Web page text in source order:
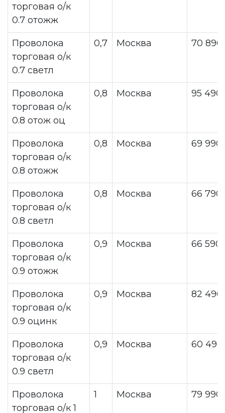
торговая о/к
0.7 отожж
Проволока
торговая о/к
0.7 светл
0,7 Москва 70 890
Проволока
торговая о/к
0.8 отож оц
0,8 Москва 95 490
Проволока
торговая о/к
0.8 отожж
0,8 Москва 69 990
Проволока
торговая о/к
0.8 светл
0,8 Москва 66 790
Проволока
торговая о/к
0.9 отожж
0,9 Москва 66 590
Проволока
торговая о/к
0.9 оцинк
0,9 Москва 82 490
Проволока
торговая о/к
0.9 светл
0,9 Москва 60 490
Проволока
торговая о/к 1
1 Москва 79 990